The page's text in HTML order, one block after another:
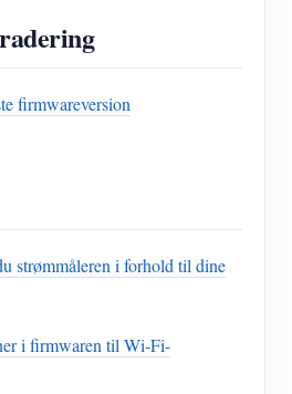
firmwareversion
strømmåleren i forhold til dine
i firmwaren til Wi-Fi-